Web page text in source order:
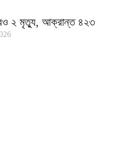
২ মৃত্যু, আক্রান্ত ৪২৩